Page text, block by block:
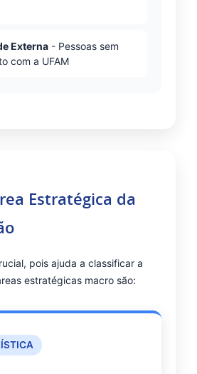
Externa - Pessoas sem
com a UFAM
Estratégica da
pois ajuda a classificar a
estratégicas macro são: